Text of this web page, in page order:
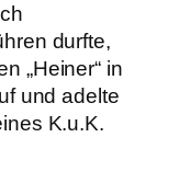
durfte,
„Heiner“ in
und adelte
K.u.K.